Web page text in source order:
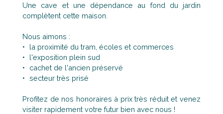
Une cave et une dépendance au fond du jardin
complètent cette maison.
Nous aimons :
la proximité du tram, écoles et commerces
l'exposition plein sud
cachet de l'ancien préservé
secteur très prisé
Profitez de nos honoraires à prix très réduit et venez
visiter rapidement votre futur bien avec nous !